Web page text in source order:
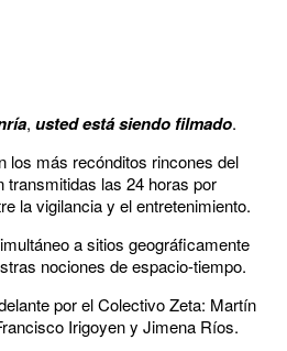
, usted está siendo filmado.
los más recónditos rincones del
transmitidas las 24 horas por
la vigilancia y el entretenimiento.
a sitios geográficamente
nociones de espacio-tiempo.
por el Colectivo Zeta: Martín
Irigoyen y Jimena Ríos.